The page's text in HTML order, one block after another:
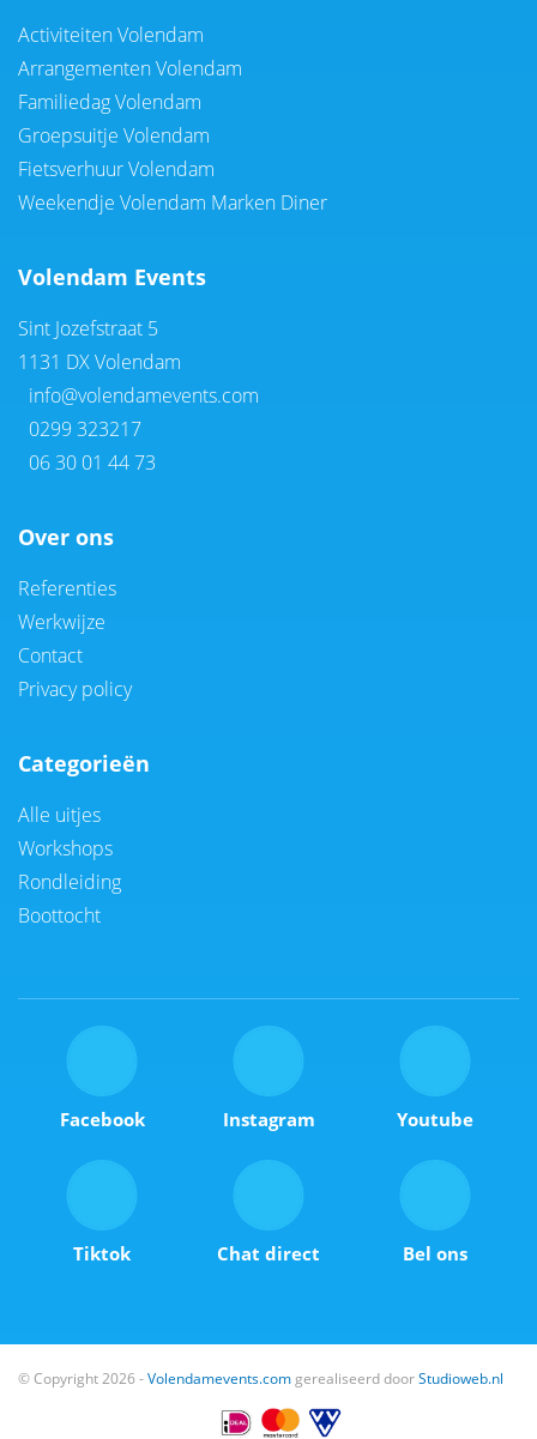
Activiteiten Volendam
Arrangementen Volendam
Familiedag Volendam
Groepsuitje Volendam
Fietsverhuur Volendam
Weekendje Volendam Marken Diner
Volendam Events
Sint Jozefstraat 5
1131 DX Volendam
info@volendamevents.com
0299 323217
06 30 01 44 73
Over ons
Referenties
Werkwijze
Contact
Privacy policy
Categorieën
Alle uitjes
Workshops
Rondleiding
Boottocht
Facebook Instagram Youtube
Tiktok Chat direct Bel ons
© Copyright 2026 -Volendamevents.com gerealiseerd doorStudioweb.nl